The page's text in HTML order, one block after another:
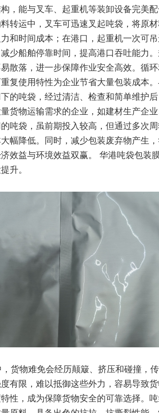
，能与叉车、起重机等装卸设备完美
转运中，叉车可迅速叉起吨袋，将原
和时间成本；在港口，起重机一次可吊
少船舶停靠时间，提高港口吞吐能力
散落，进一步保障作业安全高效。循
复使用特性为企业节省大量包装成本
的吨袋，经过清洁、检查和简单维护
货物运输需求的企业，如建材生产企
吨袋，虽前期投入较高，但通过多次
幅降低。同时，减少包装废弃物产生
效益与环境效益双赢。 华港吨袋包装膜
升。
货物难免会经历颠簸、挤压和碰撞，
有限，难以抵御这些外力，容易导致
性，成为保障货物安全的可靠选择。